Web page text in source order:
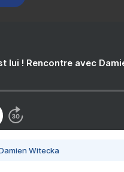
lui ! Rencontre avec
Witecka